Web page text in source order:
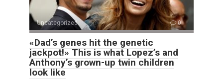
Uncategorized 0
«Dad’s genes hit the genetic
jackpot!» This is what Lopez’s and
Anthony’s grown-up twin children
look like